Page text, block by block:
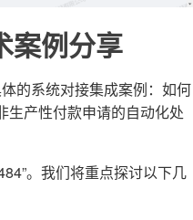
案例分享
的系统对接集成案例：如何
生产性付款申请的自动化处
。我们将重点探讨以下几